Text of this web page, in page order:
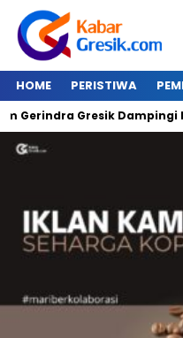
HOME PERISTIWA
Gresik Dampingi